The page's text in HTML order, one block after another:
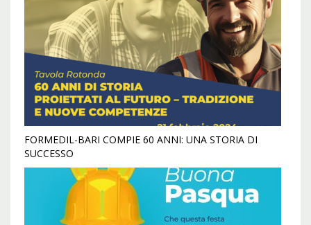
FORMEDIL-BARI COMPIE 60 ANNI: UNA STORIA DI
SUCCESSO